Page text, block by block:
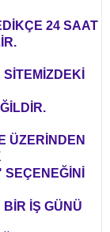
24 SAAT
ÜZERİNDEN
İŞ GÜNÜ